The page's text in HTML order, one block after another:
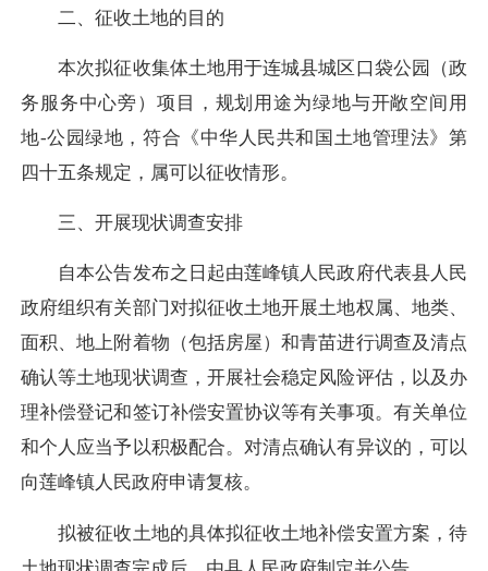
二、征收土地的目的
本次拟征收集体土地用于连城县城区口袋公园（政
务服务中心旁）项目，规划用途为绿地与开敞空间用
地-公园绿地，符合《中华人民共和国土地管理法》第
四十五条规定，属可以征收情形。
三、开展现状调查安排
自本公告发布之日起由莲峰镇人民政府代表县人民
政府组织有关部门对拟征收土地开展土地权属、地类、
面积、地上附着物（包括房屋）和青苗进行调查及清点
确认等土地现状调查，开展社会稳定风险评估，以及办
理补偿登记和签订补偿安置协议等有关事项。有关单位
和个人应当予以积极配合。对清点确认有异议的，可以
向莲峰镇人民政府申请复核。
拟被征收土地的具体拟征收土地补偿安置方案，待